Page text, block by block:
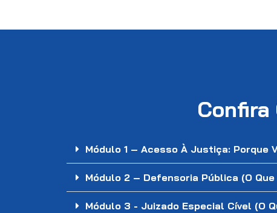
Confira
Módulo 1 – Acesso À Justiça: Porque
Módulo 2 – Defensoria Pública (O Que
Módulo 3 - Juizado Especial Cível (O